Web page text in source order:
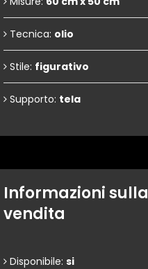
Tecnica: olio
Stile: figurativo
Supporto: tela
Informazioni sulla
vendita
Disponibile: si